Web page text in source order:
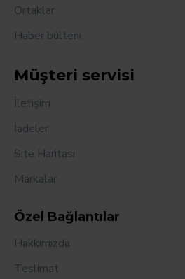
Ortaklar
Haber bülteni
Müşteri servisi
İletişim
İadeler
Site Haritası
Markalar
Özel Bağlantılar
Hakkımızda
Teslimat